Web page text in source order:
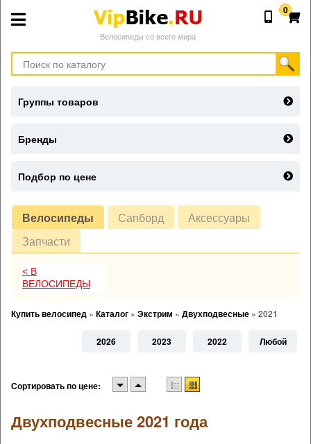
Велосипеды со всего мира
0
Велосипеды Сапборд
Аксессуары
Запчасти
< В
ВЕЛОСИПЕДЫ
Купить велосипед » Каталог » Экстрим » Двухподвесные » 2021
2026 2023 2022 Любой
Сортировать по цене:
Двухподвесные 2021 года
Группы товаров
Бренды
Подбор по цене